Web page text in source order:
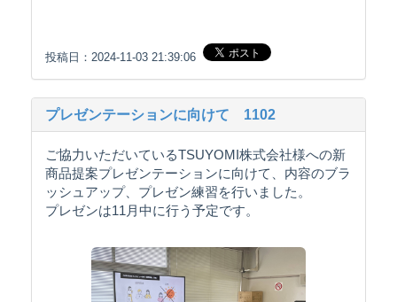
投稿日：2024-11-03 21:39:06
プレゼンテーションに向けて 1102
ご協力いただいているTSUYOMI株式会社様への新
商品提案プレゼンテーションに向けて、内容のブラ
ッシュアップ、プレゼン練習を行いました。
プレゼンは11月中に行う予定です。